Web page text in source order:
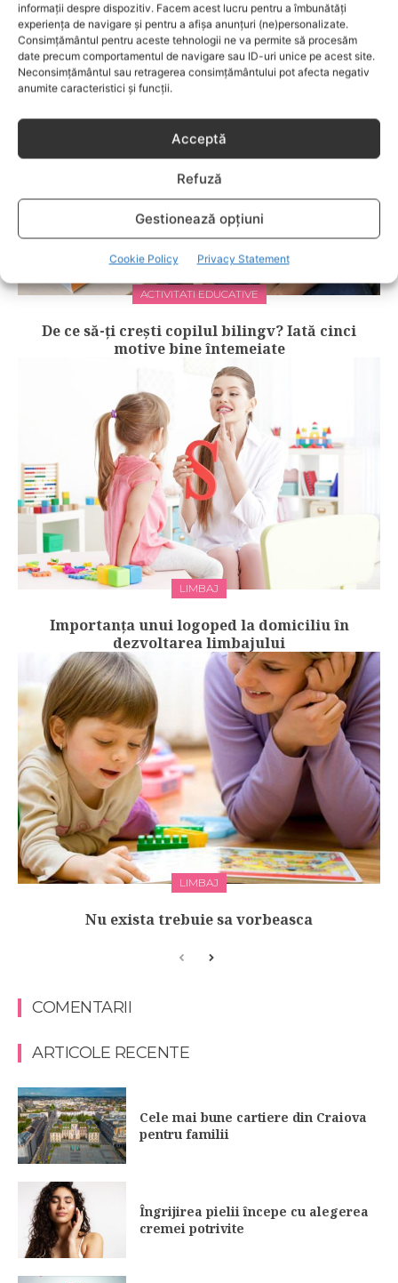
informații despre dispozitiv. Facem acest lucru pentru a îmbunătăți
experiența de navigare și pentru a afișa anunțuri (ne)personalizate.
Consimțământul pentru aceste tehnologii ne va permite să procesăm
date precum comportamentul de navigare sau ID-uri unice pe acest site.
Neconsimțământul sau retragerea consimțământului pot afecta negativ
anumite caracteristici și funcții.
Acceptă
Refuză
Gestionează opțiuni
Cookie Policy Privacy Statement
RELATED POSTS
ACTIVITATI EDUCATIVE
De ce să-ți crești copilul bilingv? Iată cinci
motive bine întemeiate
LIMBAJ
Importanța unui logoped la domiciliu în
dezvoltarea limbajului
LIMBAJ
Nu exista trebuie sa vorbeasca
COMENTARII
ARTICOLE RECENTE
Cele mai bune cartiere din Craiova
pentru familii
Îngrijirea pielii începe cu alegerea
cremei potrivite